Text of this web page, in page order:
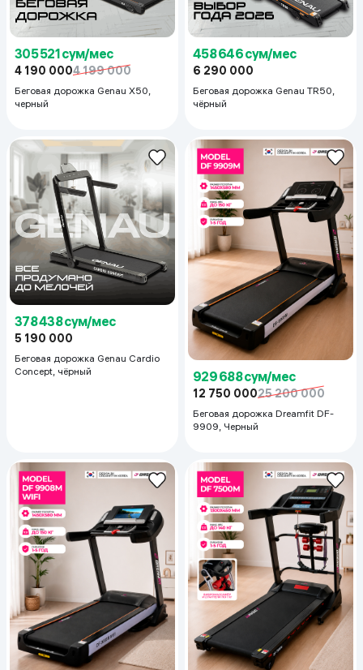
305 521 сум/мес
4 190 0004 199 000
Беговая дорожка Genau X50,
черный
458 646 сум/мес
6 290 000
Беговая дорожка Genau TR50,
чёрный
378 438 сум/мес
5 190 000
Беговая дорожка Genau Cardio
Concept, чёрный
929 688 сум/мес
12 750 00025 200 000
Беговая дорожка Dreamfit DF-
9909, Черный